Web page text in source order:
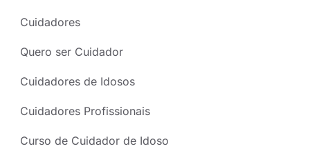
Cuidadores
Quero ser Cuidador
Cuidadores de Idosos
Cuidadores Profissionais
Curso de Cuidador de Idoso